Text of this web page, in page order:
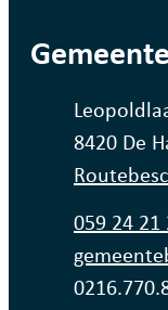
contact
Adres
,8420 De
059 24 21
E-mail